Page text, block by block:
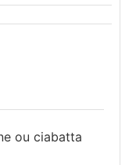
ou ciabatta